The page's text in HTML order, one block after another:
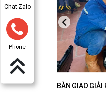
Chat Zalo
Phone
BÀN GIAO GIẢI